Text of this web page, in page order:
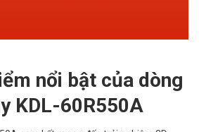
nổi bật của dòng
KDL-60R550A